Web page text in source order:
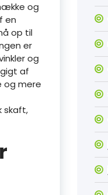
og
en
op til
er
og
af
og mere
skaft,